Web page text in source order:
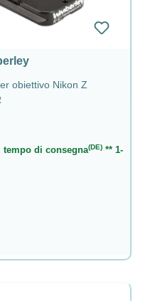
obiettivo Nikon Z
di consegna(DE)** 1-